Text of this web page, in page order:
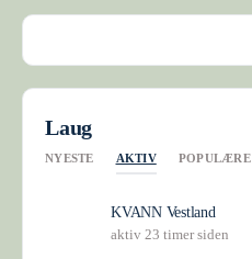
Laug
NYESTE AKTIV POPULÆRE
KVANN Vestland
aktiv 23 timer siden